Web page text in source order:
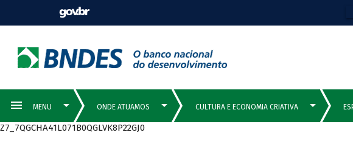
Z7_7QGCHA41L071B0QGLVK8P22GJ0